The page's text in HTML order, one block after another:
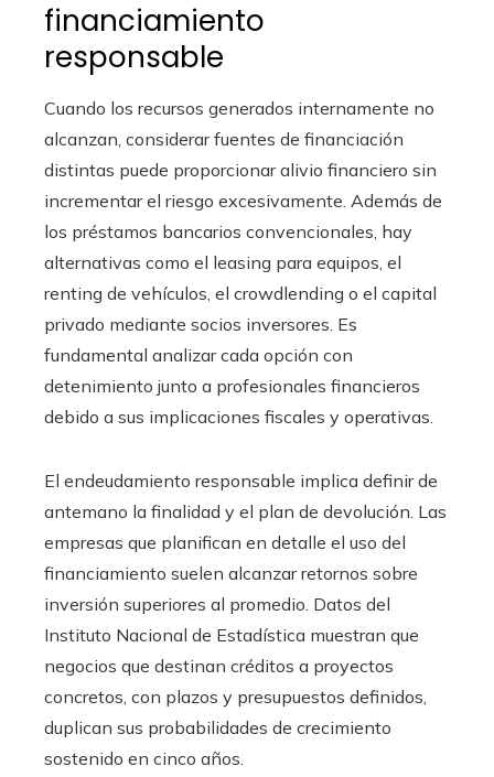
financiamiento
responsable
Cuando los recursos generados internamente no
alcanzan, considerar fuentes de financiación
distintas puede proporcionar alivio financiero sin
incrementar el riesgo excesivamente. Además de
los préstamos bancarios convencionales, hay
alternativas como el leasing para equipos, el
renting de vehículos, el crowdlending o el capital
privado mediante socios inversores. Es
fundamental analizar cada opción con
detenimiento junto a profesionales financieros
debido a sus implicaciones fiscales y operativas.
El endeudamiento responsable implica definir de
antemano la finalidad y el plan de devolución. Las
empresas que planifican en detalle el uso del
financiamiento suelen alcanzar retornos sobre
inversión superiores al promedio. Datos del
Instituto Nacional de Estadística muestran que
negocios que destinan créditos a proyectos
concretos, con plazos y presupuestos definidos,
duplican sus probabilidades de crecimiento
sostenido en cinco años.